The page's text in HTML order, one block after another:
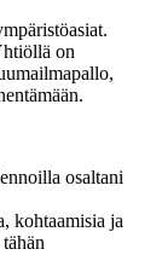
on
osaltani
kohtaamisia ja